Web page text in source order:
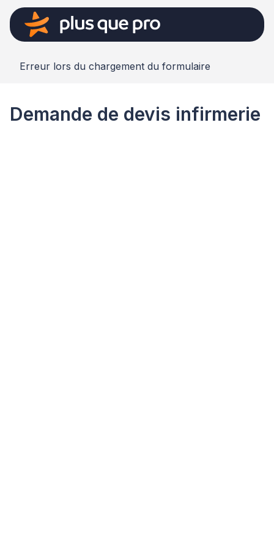
Erreur lors du chargement du formulaire
Demande de devis infirmerie